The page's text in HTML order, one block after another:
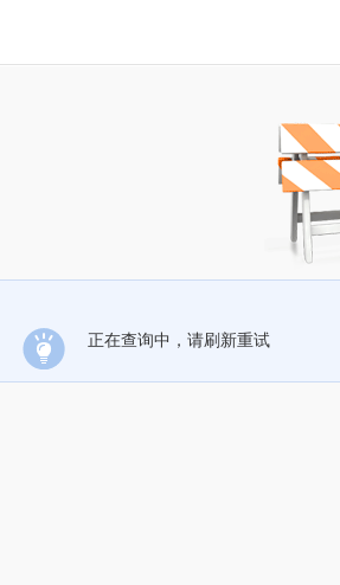
正在查询中，请刷新重试